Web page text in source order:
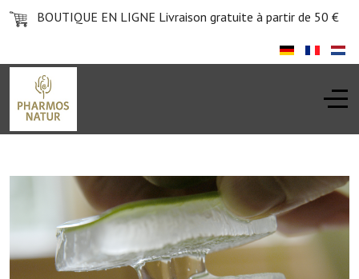
BOUTIQUE EN LIGNE Livraison gratuite à partir de 50 €